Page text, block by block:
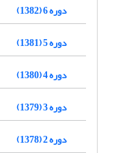
دوره 6 (1382)
دوره 5 (1381)
دوره 4 (1380)
دوره 3 (1379)
دوره 2 (1378)